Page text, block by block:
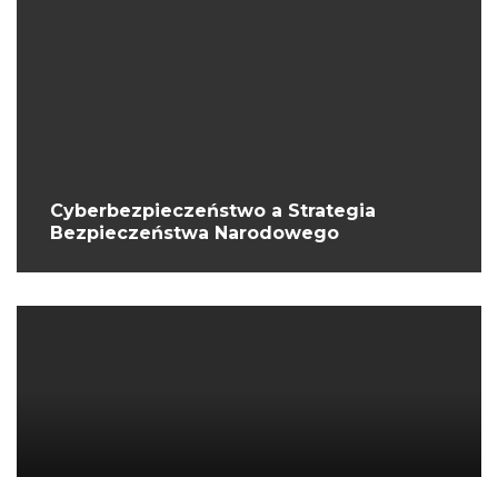
Cyberbezpieczeństwo a Strategia
Bezpieczeństwa Narodowego